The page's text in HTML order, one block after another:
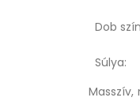
Dob
Súlya: